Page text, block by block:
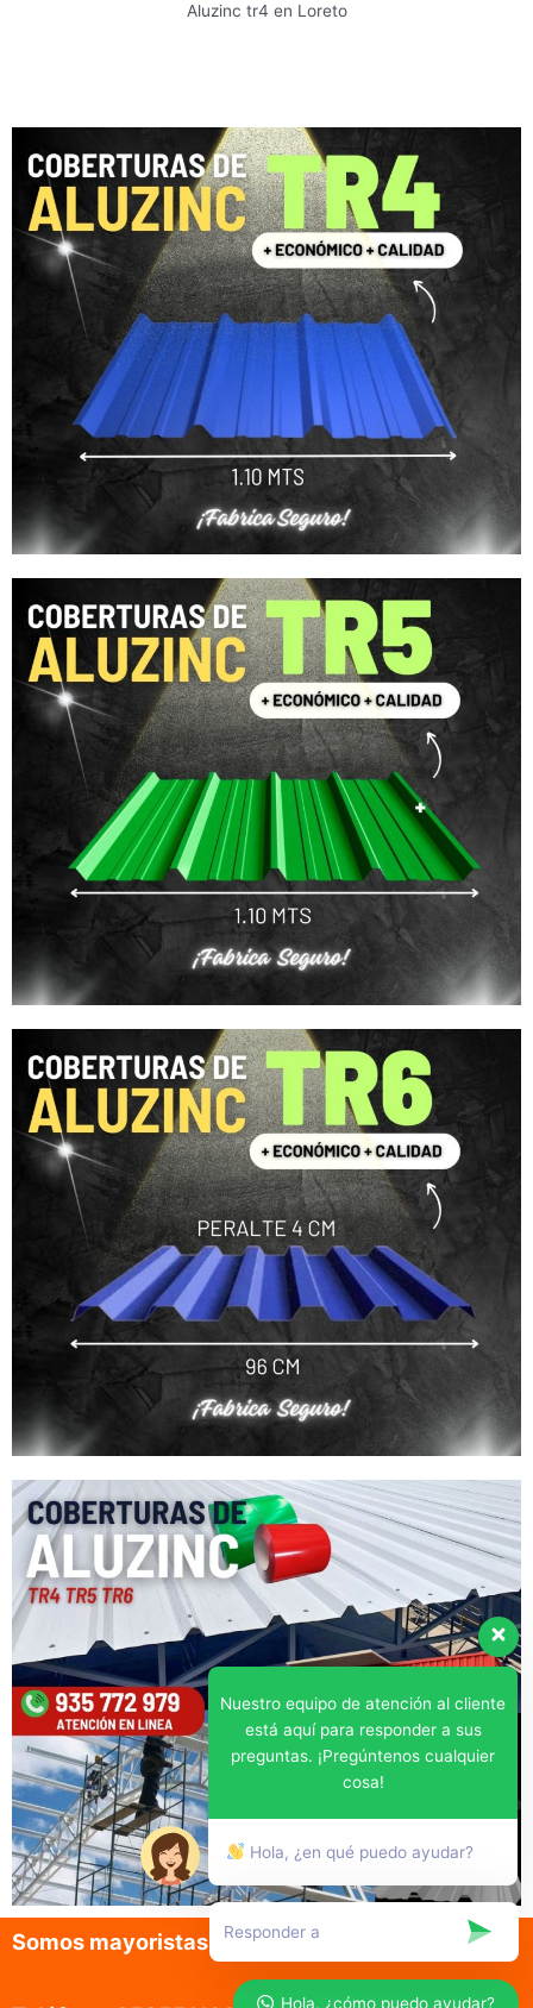
Aluzinc tr4 en Loreto
Somos mayoristas en la venta de aluzinc
Nuestro equipo de atención al cliente
está aquí para responder a sus
preguntas. ¡Pregúntenos cualquier
cosa!
Hola, ¿en qué puedo ayudar?
Hola, ¿cómo puedo ayudar?